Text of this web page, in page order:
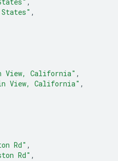
,
View, California" ,
View, California" ,
Rd" ,
Rd" ,